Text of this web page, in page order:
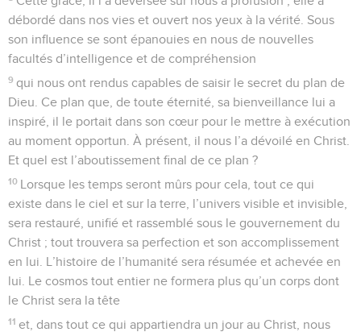
débordé dans nos vies et ouvert nos yeux à la vérité. Sous
son influence se sont épanouies en nous de nouvelles
facultés d’intelligence et de compréhension
9 qui nous ont rendus capables de saisir le secret du plan de
Dieu. Ce plan que, de toute éternité, sa bienveillance lui a
inspiré, il le portait dans son cœur pour le mettre à exécution
au moment opportun. À présent, il nous l’a dévoilé en Christ.
Et quel est l’aboutissement final de ce plan ?
10 Lorsque les temps seront mûrs pour cela, tout ce qui
existe dans le ciel et sur la terre, l’univers visible et invisible,
sera restauré, unifié et rassemblé sous le gouvernement du
Christ ; tout trouvera sa perfection et son accomplissement
en lui. L’histoire de l’humanité sera résumée et achevée en
lui. Le cosmos tout entier ne formera plus qu’un corps dont
le Christ sera la tête
11 et, dans tout ce qui appartiendra un jour au Christ, nous